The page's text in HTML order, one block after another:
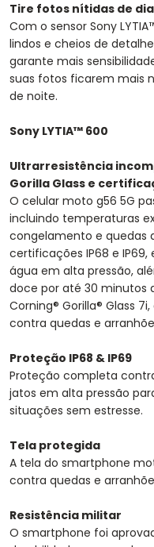
Tire fotos nítidas de
Com o sensor Sony
lindos e cheios de
garante mais
suas fotos ficarem mais
de noite.
Sony LYTIA™ 600
Ultrarresistência
Gorilla Glass e
O celular moto g56 5G
incluindo temperaturas
congelamento e quedas
certificações IP68 e IP69,
água em alta pressão,
doce por até 30 minutos
Corning® Gorilla® Glass
contra quedas e
Proteção IP68 & IP69
Proteção completa
jatos em alta pressão
situações sem estresse.
Tela protegida
A tela do smartphone
contra quedas e
Resistência militar
O smartphone foi